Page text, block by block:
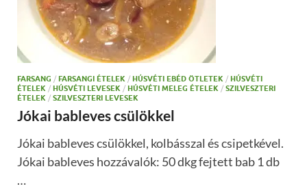
FARSANG / FARSANGI ÉTELEK / HÚSVÉTI EBÉD ÖTLETEK / HÚSVÉTI
ÉTELEK / HÚSVÉTI LEVESEK / HÚSVÉTI MELEG ÉTELEK / SZILVESZTERI
ÉTELEK / SZILVESZTERI LEVESEK
Jókai bableves csülökkel
Jókai bableves csülökkel, kolbásszal és csipetkével.
Jókai bableves hozzávalók: 50 dkg fejtett bab 1 db
…